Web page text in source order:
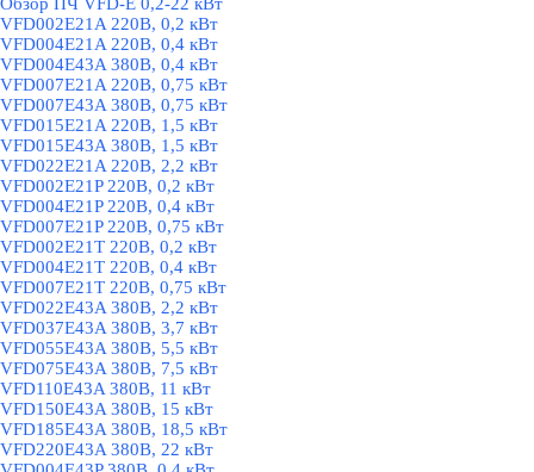
VFD002E21A 220В, 0,2 кВт
VFD004E21A 220В, 0,4 кВт
VFD004E43A 380В, 0,4 кВт
VFD007E21A 220В, 0,75 кВт
VFD007E43A 380В, 0,75 кВт
VFD015E21A 220В, 1,5 кВт
VFD015E43A 380В, 1,5 кВт
VFD022E21A 220В, 2,2 кВт
VFD002E21P 220В, 0,2 кВт
VFD004E21P 220В, 0,4 кВт
VFD007E21P 220В, 0,75 кВт
VFD002E21T 220В, 0,2 кВт
VFD004E21T 220В, 0,4 кВт
VFD007E21T 220В, 0,75 кВт
VFD022E43A 380В, 2,2 кВт
VFD037E43A 380В, 3,7 кВт
VFD055E43A 380В, 5,5 кВт
VFD075E43A 380В, 7,5 кВт
VFD110E43A 380В, 11 кВт
VFD150E43A 380В, 15 кВт
VFD185E43A 380В, 18,5 кВт
VFD220E43A 380В, 22 кВт